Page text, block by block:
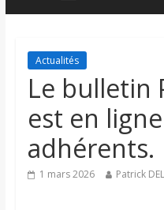
Actualités
Le bulletin
est en
adhérents.
1 mars 2026 Patrick